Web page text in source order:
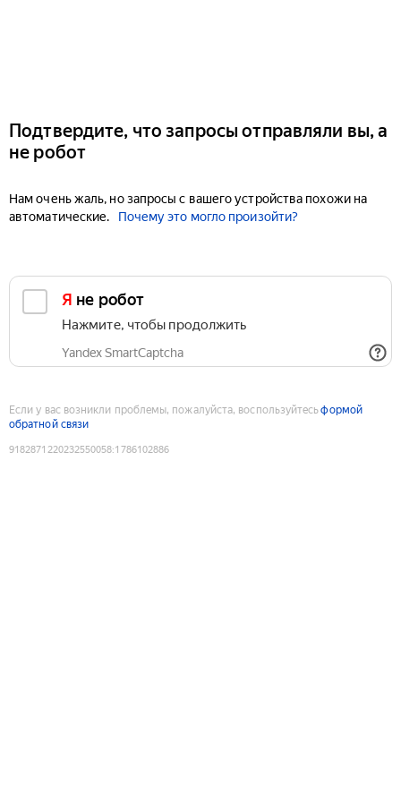
Подтвердите, что запросы отправляли вы, а
не робот
Нам очень жаль, но запросы с вашего устройства похожи на
автоматические.
Почему это могло произойти?
Я не робот
Нажмите, чтобы продолжить
Yandex SmartCaptcha
Если у вас возникли проблемы, пожалуйста, воспользуйтесьформой
обратной связи
9182871220232550058:1786102886